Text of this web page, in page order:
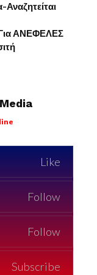
ΑΝΕΦΕΛΕΣ
Like
Follow
Follow
Subscribe